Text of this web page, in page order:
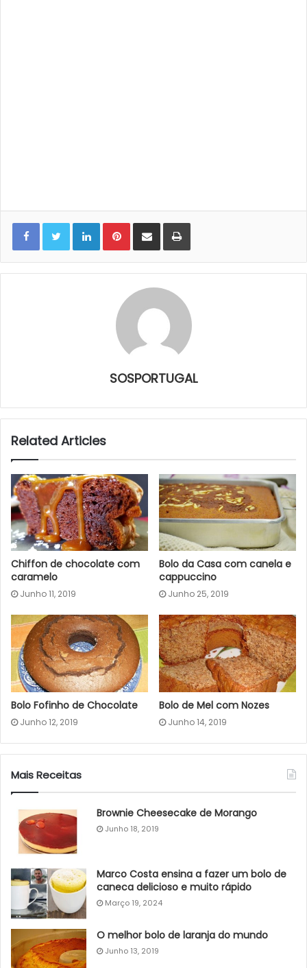
LinkedInPinterestShare via Email Print
SOSPORTUGAL
Related Articles
Chiffon de chocolate com
caramelo
Junho 11, 2019
Bolo da Casa com canela e
cappuccino
Junho 25, 2019
Bolo Fofinho de Chocolate
Junho 12, 2019
Bolo de Mel com Nozes
Junho 14, 2019
Mais Receitas
Brownie Cheesecake de Morango
Junho 18, 2019
Marco Costa ensina a fazer um bolo de
caneca delicioso e muito rápido
Março 19, 2024
O melhor bolo de laranja do mundo
Junho 13, 2019